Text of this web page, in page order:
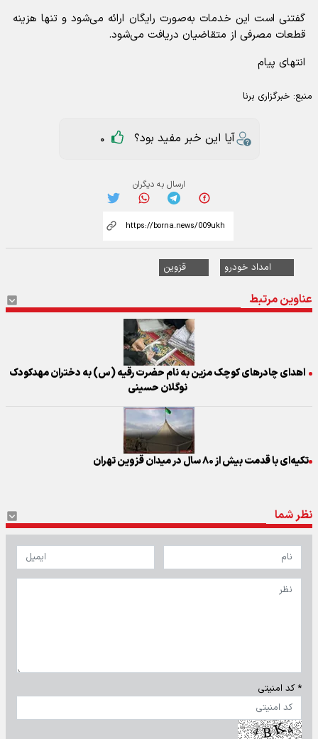
گفتنی است این خدمات به‌صورت رایگان ارائه می‌شود و تنها هزینه
قطعات مصرفی از متقاضیان دریافت می‌شود.
انتهای پیام
منبع: خبرگزاری برنا
آیا این خبر مفید بود؟ 0
ارسال به دیگران
امداد خودرو قزوین
عناوین مرتبط
اهدای چادرهای کوچک مزین به نام حضرت رقیه (س) به دختران مهدکودک
نوگلان حسینی
تکیه‌ای با قدمت بیش از ۸۰ سال در میدان قزوین تهران
نظر شما
* کد امنیتی